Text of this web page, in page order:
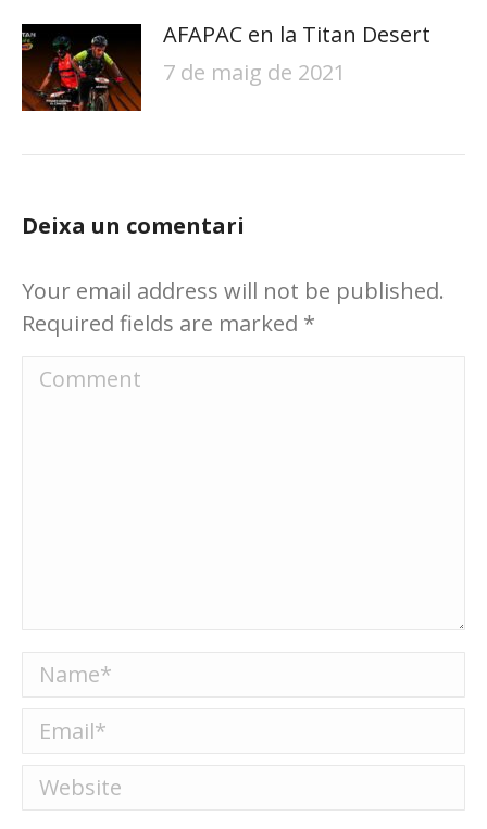
AFAPAC en la Titan Desert
7 de maig de 2021
Deixa un comentari
Your email address will not be published.
Required fields are marked *
Comment
Name *
Email *
Website